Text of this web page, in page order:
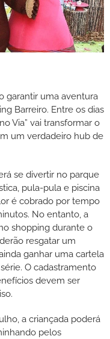
garantir uma aventura
Barreiro. Entre os dias
Via” vai transformar o
um verdadeiro hub de
se divertir no parque
pula-pula e piscina
é cobrado por tempo
No entanto, a
shopping durante o
resgatar um
ganhar uma cartela
O cadastramento
devem ser
a criançada poderá
pelos